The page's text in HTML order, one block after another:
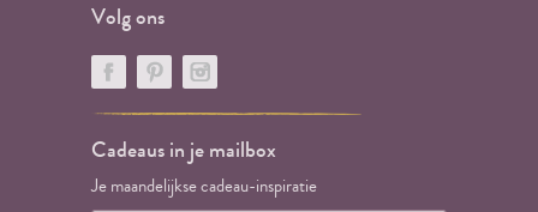
Volg ons
Cadeaus in je mailbox
Je maandelijkse cadeau-inspiratie